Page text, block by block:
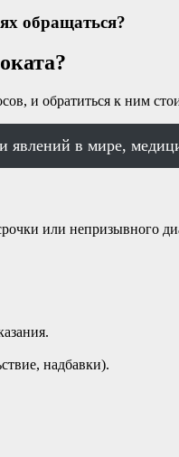
обращаться?
и обратиться к ним
явлений в мире,
или непризывного
надбавки).